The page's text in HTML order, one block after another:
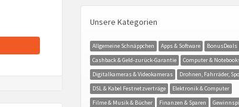
Unsere Kategorien
Allgemeine Schnäppchen Apps & Software
BonusDeals
Cashback & Geld-zurück-Garantie
Computer &
Digitalkameras & Videokameras
Drohnen, Fahrräder,
DSL & Kabel Festnetzverträge
Elektronik & Computer
Filme & Musik & Bücher
Finanzen & Sparen